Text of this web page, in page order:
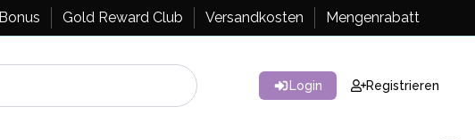
Gold Reward Club Versandkosten Mengenrabatt
Login Registrieren